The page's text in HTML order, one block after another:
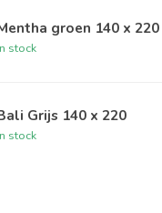
groen 140 x 220
stock
Grijs 140 x 220
stock